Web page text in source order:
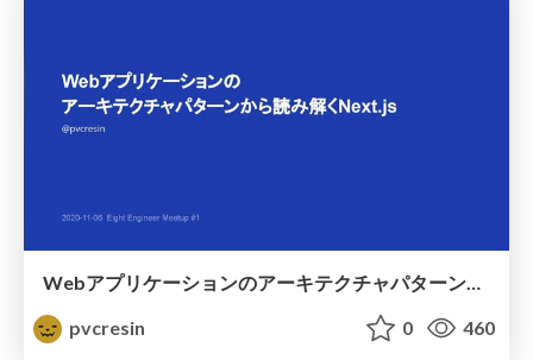
Webアプリケーションのアーキテクチャパターンから読み解くNext.js
pvcresin
0 460